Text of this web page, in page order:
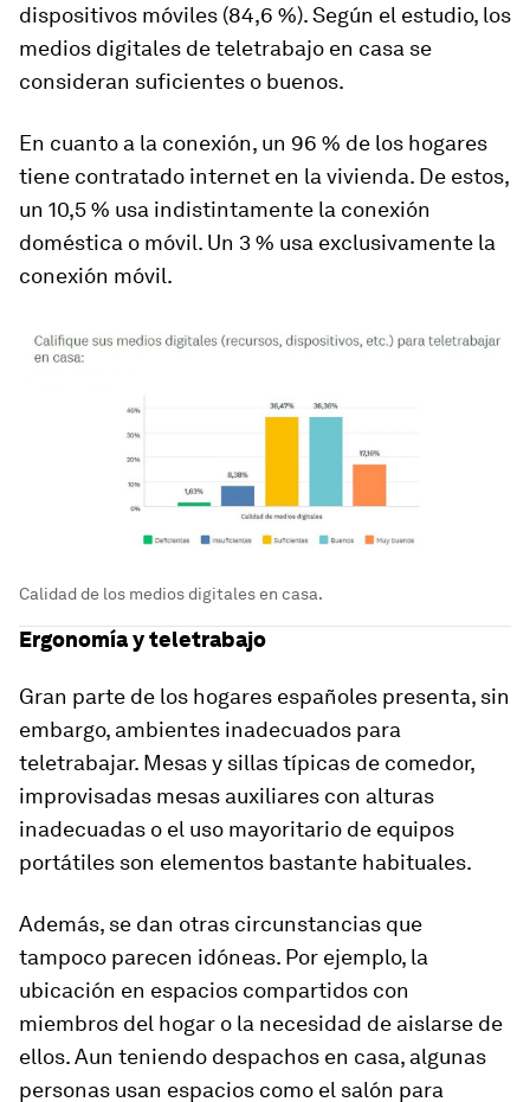
dispositivos móviles (84,6 %). Según el estudio, los
medios digitales de teletrabajo en casa se
consideran suficientes o buenos.
En cuanto a la conexión, un 96 % de los hogares
tiene contratado internet en la vivienda. De estos,
un 10,5 % usa indistintamente la conexión
doméstica o móvil. Un 3 % usa exclusivamente la
conexión móvil.
Calidad de los medios digitales en casa.
Ergonomía y teletrabajo
Gran parte de los hogares españoles presenta, sin
embargo, ambientes inadecuados para
teletrabajar. Mesas y sillas típicas de comedor,
improvisadas mesas auxiliares con alturas
inadecuadas o el uso mayoritario de equipos
portátiles son elementos bastante habituales.
Además, se dan otras circunstancias que
tampoco parecen idóneas. Por ejemplo, la
ubicación en espacios compartidos con
miembros del hogar o la necesidad de aislarse de
ellos. Aun teniendo despachos en casa, algunas
personas usan espacios como el salón para